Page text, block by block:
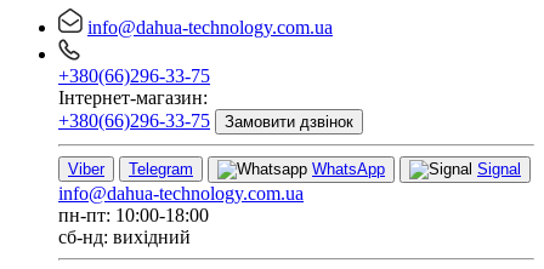
info@dahua-technology.com.ua
+380(66)296-33-75
Інтернет-магазин:
+380(66)296-33-75
Замовити дзвінок
Viber Telegram WhatsApp Signal
info@dahua-technology.com.ua
пн-пт: 10:00-18:00
сб-нд: вихідний